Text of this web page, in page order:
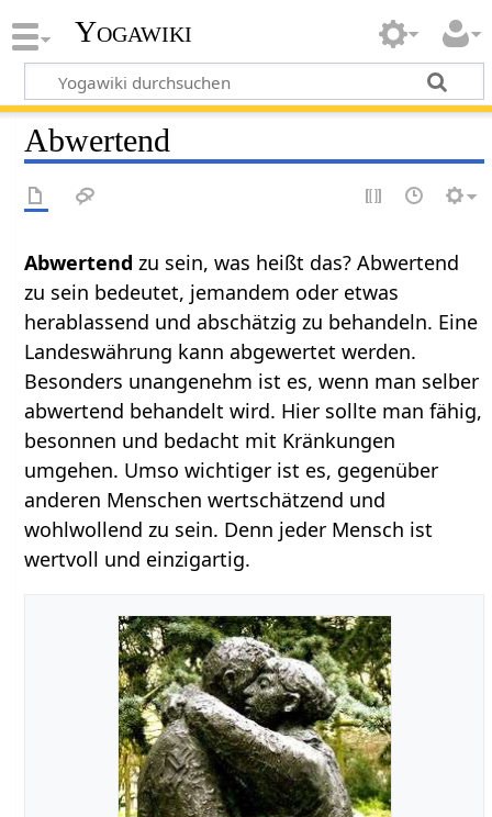
Yogawiki
Abwertend
Abwertendzu sein, was heißt das? Abwertend
zu sein bedeutet, jemandem oder etwas
herablassend und abschätzig zu behandeln. Eine
Landeswährung kann abgewertet werden.
Besonders unangenehm ist es, wenn man selber
abwertend behandelt wird. Hier sollte man fähig,
besonnen und bedacht mit Kränkungen
umgehen. Umso wichtiger ist es, gegenüber
anderen Menschen wertschätzend und
wohlwollend zu sein. Denn jeder Mensch ist
wertvoll und einzigartig.